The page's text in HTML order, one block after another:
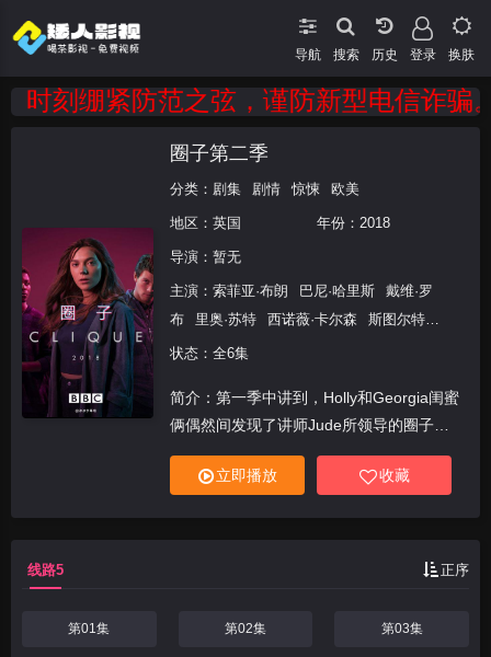
导航 搜索 登录 换肤
刻绷紧防范之弦，谨防新型电信诈
圈子第二季
分类： 剧集 剧情 惊悚 欧美
地区： 英国 年份： 2018
导演： 暂无
主演： 索菲亚·布朗 巴尼·哈里斯
戴维·罗
布
里奥·苏特 西诺薇·卡尔森
斯图尔特·
坎贝尔
伊莫根·金
状态：全6集
简介：第一季中讲到，Holly和Georgia闺蜜
俩偶然间发现了讲师Jude所领导的圈子，
圈子中都是学校最顶尖的女生们。Georgia
很快融进了这个精英圈子，而Holly却成了
立即播放 收藏
线路5 正序
第01集 第02集 第03集